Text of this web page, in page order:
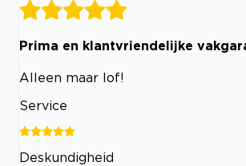
Prima en klantvriendelijke
Alleen maar lof!
Service
Deskundigheid